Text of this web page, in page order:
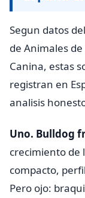
Segun datos
de Animales
Canina, estas
registran en
analisis
Uno. Bulldog
crecimiento de
compacto,
Pero ojo: